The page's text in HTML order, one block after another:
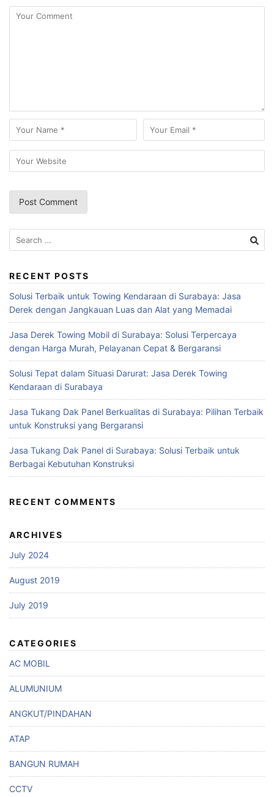
Search
for:
RECENT POSTS
Solusi Terbaik untuk Towing Kendaraan di Surabaya: Jasa
Derek dengan Jangkauan Luas dan Alat yang Memadai
Jasa Derek Towing Mobil di Surabaya: Solusi Terpercaya
dengan Harga Murah, Pelayanan Cepat & Bergaransi
Solusi Tepat dalam Situasi Darurat: Jasa Derek Towing
Kendaraan di Surabaya
Jasa Tukang Dak Panel Berkualitas di Surabaya: Pilihan Terbaik
untuk Konstruksi yang Bergaransi
Jasa Tukang Dak Panel di Surabaya: Solusi Terbaik untuk
Berbagai Kebutuhan Konstruksi
RECENT COMMENTS
ARCHIVES
July 2024
August 2019
July 2019
CATEGORIES
AC MOBIL
ALUMUNIUM
ANGKUT/PINDAHAN
ATAP
BANGUN RUMAH
CCTV